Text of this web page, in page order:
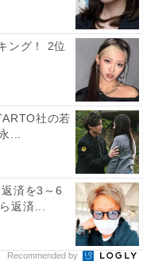
、現在も文化や経済
ートからお金持ちの
県）、「有名な観光
持っている人が住み
「岩手の首都なので
いそう」（40代女性
た。
ング！ 2位
社の若
...
済を3～6
返済...
Recommended by